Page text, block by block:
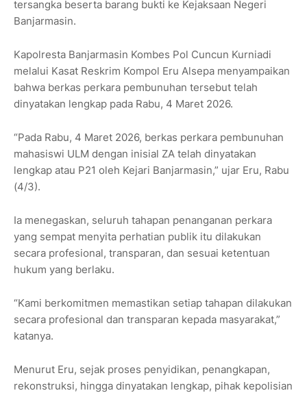
tersangka beserta barang bukti ke Kejaksaan Negeri
Banjarmasin.
Kapolresta Banjarmasin Kombes Pol Cuncun Kurniadi
melalui Kasat Reskrim Kompol Eru Alsepa menyampaikan
bahwa berkas perkara pembunuhan tersebut telah
dinyatakan lengkap pada Rabu, 4 Maret 2026.
“Pada Rabu, 4 Maret 2026, berkas perkara pembunuhan
mahasiswi ULM dengan inisial ZA telah dinyatakan
lengkap atau P21 oleh Kejari Banjarmasin,” ujar Eru, Rabu
(4/3).
Ia menegaskan, seluruh tahapan penanganan perkara
yang sempat menyita perhatian publik itu dilakukan
secara profesional, transparan, dan sesuai ketentuan
hukum yang berlaku.
“Kami berkomitmen memastikan setiap tahapan dilakukan
secara profesional dan transparan kepada masyarakat,”
katanya.
Menurut Eru, sejak proses penyidikan, penangkapan,
rekonstruksi, hingga dinyatakan lengkap, pihak kepolisian